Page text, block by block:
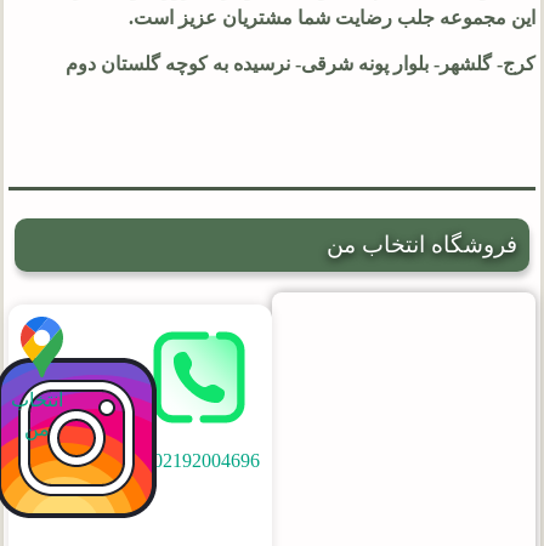
این مجموعه جلب رضایت شما مشتریان عزیز است.
کرج- گلشهر- بلوار پونه شرقی- نرسیده به کوچه گلستان دوم
فروشگاه انتخاب من
02192004696
انتخاب
من